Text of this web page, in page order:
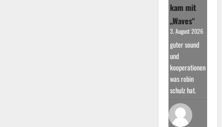
kam mit
„Waves“
3. August 2026
guter sound
und
kooperationen
was robin
schulz hat.